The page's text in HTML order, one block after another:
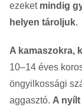
ezeket mindig
helyen tároljuk.
A kamaszokra,
10–14 éves
öngyilkossági
aggasztó. A